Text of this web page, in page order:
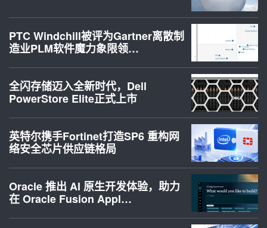
PTC Windchill被评为Gartner离散制
造业PLM软件魔力象限领…
全闪存储迈入全新时代，Dell
PowerStore Elite正式上市
英特尔携手Fortinet打造SP6 重构网
络安全芯片供应链格局
Oracle 推出 AI 原生开发体验，助力
在 Oracle Fusion Appl…